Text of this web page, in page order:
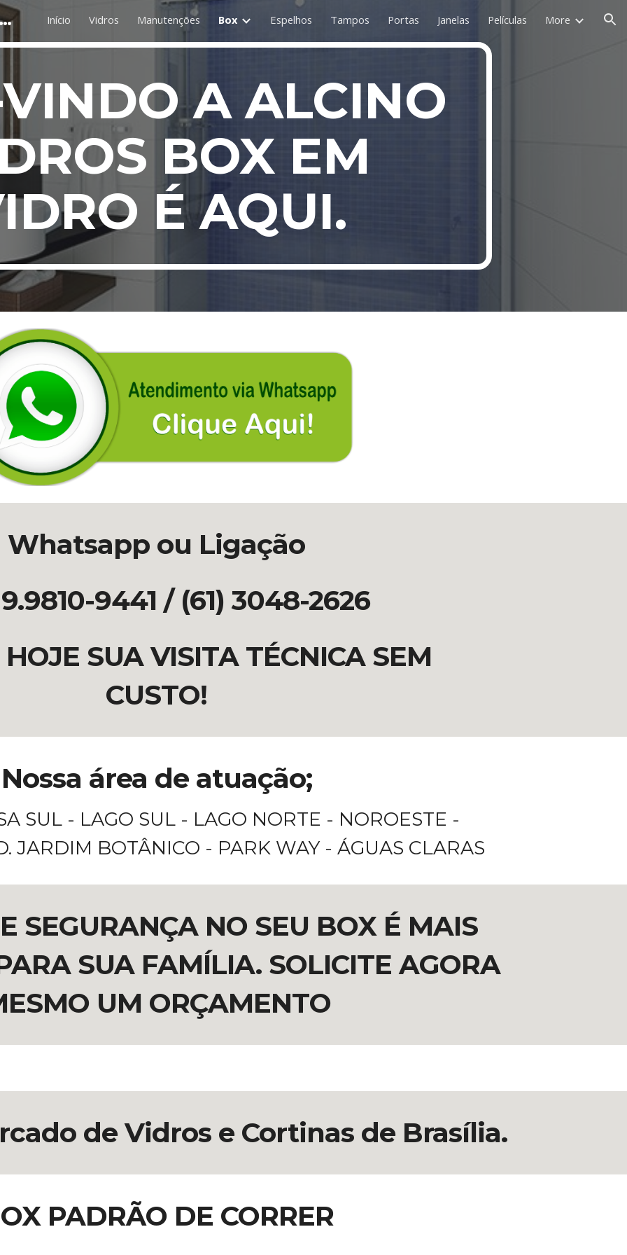
to main content Skip to navigation
CORTINAS E PERSIANAS Início Vidros Manutenções Box Espelhos Tampos Portas Janelas Películas More
A ALCINO
BOX EM
É AQUI.
Whatsapp ou Ligação
9441 / (61) 3048-2626
SUA VISITA TÉCNICA SEM
CUSTO!
Nossa área de atuação;
SUL - LAGO SUL - LAGO NORTE - NOROESTE -
JARDIM BOTÂNICO - PARK WAY - ÁGUAS CLARAS
SEGURANÇA NO SEU BOX É MAIS
SUA FAMÍLIA. SOLICITE AGORA
UM ORÇAMENTO
de Vidros e Cortinas de Brasília.
PADRÃO DE CORRER